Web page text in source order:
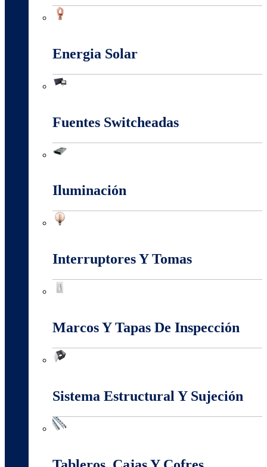
Energia Solar
Fuentes Switcheadas
Iluminación
Interruptores Y Tomas
Marcos Y Tapas De Inspección
Sistema Estructural Y Sujeción